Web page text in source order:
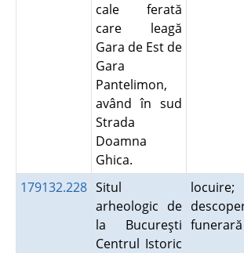
cale ferată
care leagă
Gara de Est de
Gara
Pantelimon,
având în sud
Strada
Doamna
Ghica.
179132.228 Situl
arheologic de
la Bucureşti
Centrul Istoric
locuire;
funerară